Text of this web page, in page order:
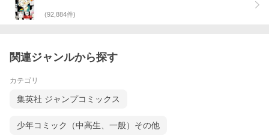
(92,884件)
関連ジャンルから探す
カテゴリ
集英社 ジャンプコミックス
少年コミック（中高生、一般）その他